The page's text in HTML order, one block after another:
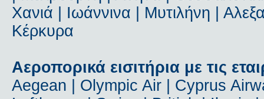
Χανιά | Ιωάννινα | Μυτιλήνη |
Κέρκυρα
Αεροπορικά εισιτήρια με τις
Aegean | Olympic Air | Cyprus